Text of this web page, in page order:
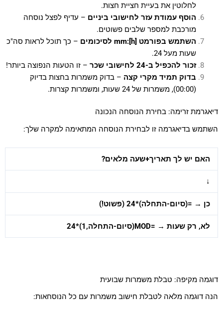
לחלוטין את בעיית חציית חצות.
הוסף עמודת עזר לחישובי ביניים – עדיף לפצל נוסחה
מורכבת למספר שלבים פשוטים.
השתמש בפורמט [h]:mm לסיכומים
– כך תוכל לראות סה"כ
שעות מעל 24.
זכור להכפיל ב-24 לחישובי שכר
– זו הטעות הנפוצה ביותר!
בדוק תמיד מקרי קצה – בדוק משמרות בחצות בדיוק
(00:00), משמרות של 24 שעות, ומשמרות קצרות.
דיאגרמת זרימה: בחירת הנוסחה הנכונה
השתמש בדיאגרמה זו לבחירת הנוסחה המתאימה למקרה שלך:
האם יש לך תאריך+שעה מלאים?
↓
כן → =(סיום-התחלה)*24 (פשוט!)
לא, רק שעות → =MOD(סיום-התחלה,1)*24
דוגמה מקיפה: טבלת משמרות שבועית
הנה דוגמה מלאה לטבלת חישוב משמרות עם כל הנוסחאות: